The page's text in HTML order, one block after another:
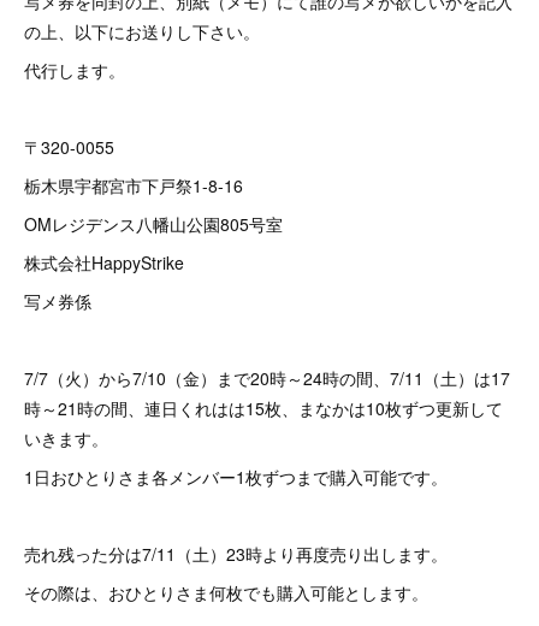
の上、以下にお送りし下さい。
代行します。
〒320-0055
栃木県宇都宮市下戸祭1-8-16
OMレジデンス八幡山公園805号室
株式会社HappyStrike
写メ券係
7/7（火）から7/10（金）まで20時～24時の間、7/11（土）は17
時～21時の間、連日くれはは15枚、まなかは10枚ずつ更新して
いきます。
1日おひとりさま各メンバー1枚ずつまで購入可能です。
売れ残った分は7/11（土）23時より再度売り出します。
その際は、おひとりさま何枚でも購入可能とします。